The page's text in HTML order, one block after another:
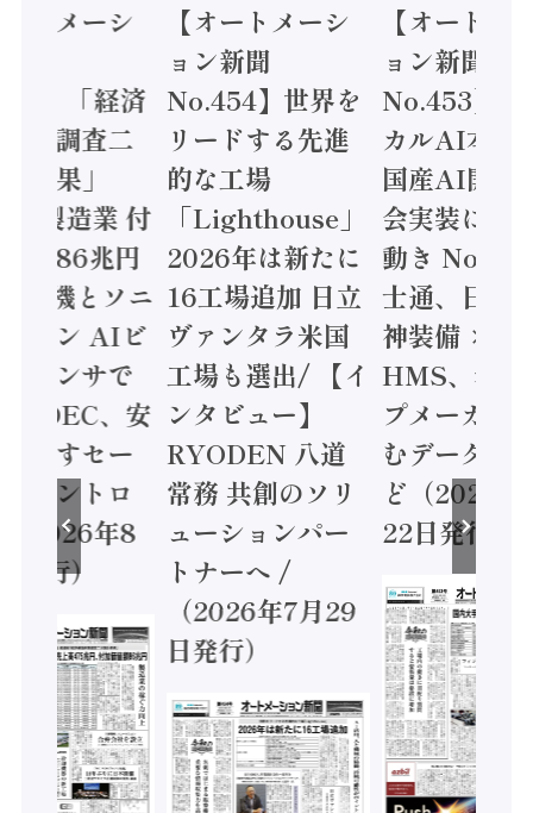
トメーシ
】「経済
態調査二
結果」
年製造業 付
額86兆円
電機とソニ
コン AIビ
センサで
/ IDEC、安
かすセー
コントロ
2026年8
発行）
【オートメーシ
ョン新聞
No.454】世界を
リードする先進
的な工場
「Lighthouse」
2026年は新たに
16工場追加 日立
ヴァンタラ米国
工場も選出/ 【イ
ンタビュー】
RYODEN 八道
常務 共創のソリ
ューションパー
トナーへ /
（2026年7月29
日発行）
【オートメ
ョン新聞
No.453】フ
カルAI本格
国産AI開発
会実装に活
動き
士通、日立
神装備 ×
HMS、老舗
プメーカー
むデータ活
ど（2026年
22日発行）